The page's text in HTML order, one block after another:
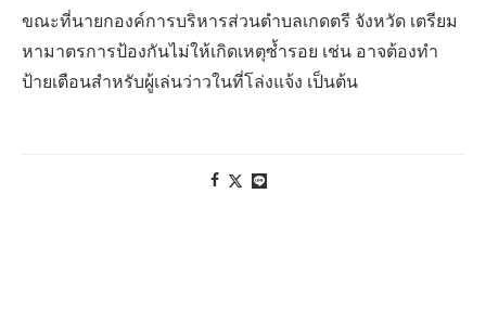
ขณะที่นายกองค์การบริหารส่วนตำบลเกดตรี จังหวัด เตรียม
หามาตรการป้องกันไม่ให้เกิดเหตุซ้ำรอย เช่น อาจต้องทำ
ป้ายเตือนสำหรับผู้เล่นว่าวในที่โล่งแจ้ง เป็นต้น